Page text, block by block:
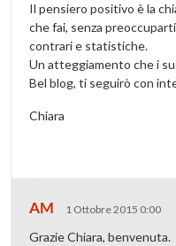
Il pensiero positivo è la
che fai, senza
contrari e statistiche.
Un atteggiamento che i
Bel blog, ti seguirò con
Chiara
AM 1 Ottobre 2015 0:00
Grazie Chiara, benvenuta.